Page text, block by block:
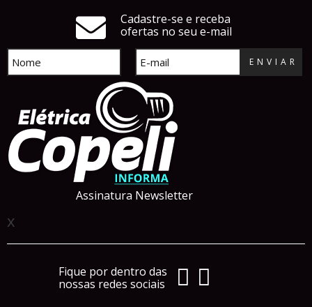
Cadastre-se e receba
ofertas no seu e-mail
ENVIAR
Assinatura Newsletter
x
Fique por dentro das
nossas redes sociais